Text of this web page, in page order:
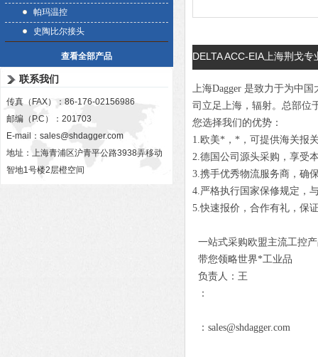
帕玛温控
史陶比尔接头
查看全部产品
联系我们
传真（FAX）：86-176-02156986
邮编（P.C）：201703
E-mail： sales@shdagger.com
地址：上海青浦区沪青平公路3938弄移动
智地1号楼2层橙空间
DELTA ACC-EIA上海荆戈
上海Dagger 是致力于为中
司立足上海，辐射。总部位
您选择我们的优势：
1.欧美*，*，可提供海关报
2.德国公司源头采购，享受
3.携手优秀物流服务商，确
4.严格执行国家保修规定，
5.快速报价，合作有礼，保
一站式采购欧盟主流工控
带您领略世界*工业品
负责人：王
：
：sales@shdagger.com